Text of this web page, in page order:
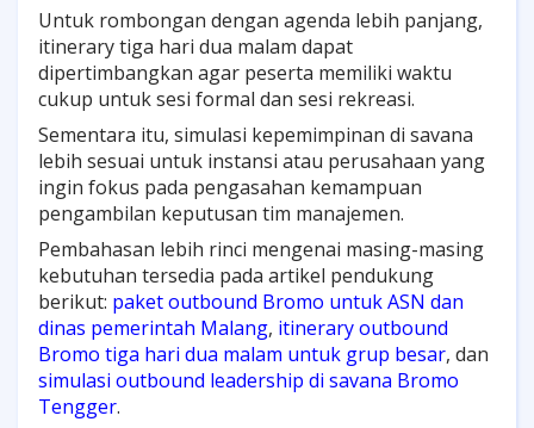
Untuk rombongan dengan agenda lebih panjang,
itinerary tiga hari dua malam dapat
dipertimbangkan agar peserta memiliki waktu
cukup untuk sesi formal dan sesi rekreasi.
Sementara itu, simulasi kepemimpinan di savana
lebih sesuai untuk instansi atau perusahaan yang
ingin fokus pada pengasahan kemampuan
pengambilan keputusan tim manajemen.
Pembahasan lebih rinci mengenai masing-masing
kebutuhan tersedia pada artikel pendukung
berikut: paket outbound Bromo untuk ASN dan
dinas pemerintah Malang, itinerary outbound
Bromo tiga hari dua malam untuk grup besar, dan
simulasi outbound leadership di savana Bromo
Tengger.